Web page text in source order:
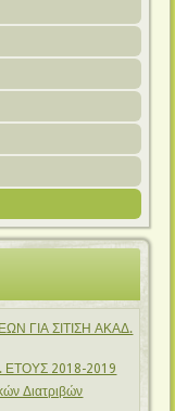
ΓΙΑ ΣΙΤΙΣΗ ΑΚΑΔ.
ΕΤΟΥΣ 2018-2019
Διατριβών